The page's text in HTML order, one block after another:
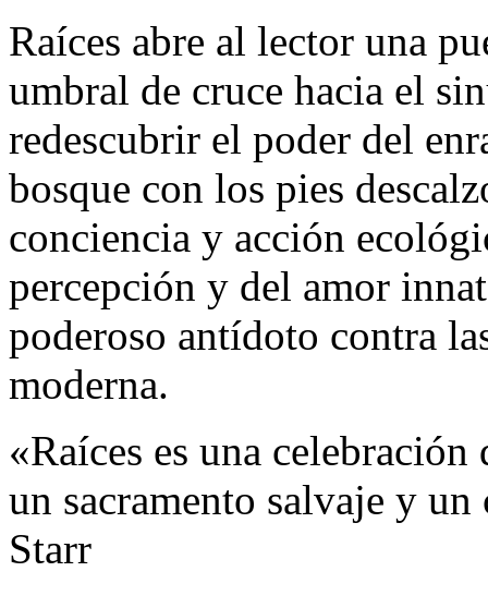
Raíces abre al lector una
umbral de cruce hacia el
redescubrir el poder del
bosque con los pies
conciencia y acción
percepción y del amor
poderoso antídoto contra
moderna.
«Raíces es una
un sacramento salvaje y
Starr